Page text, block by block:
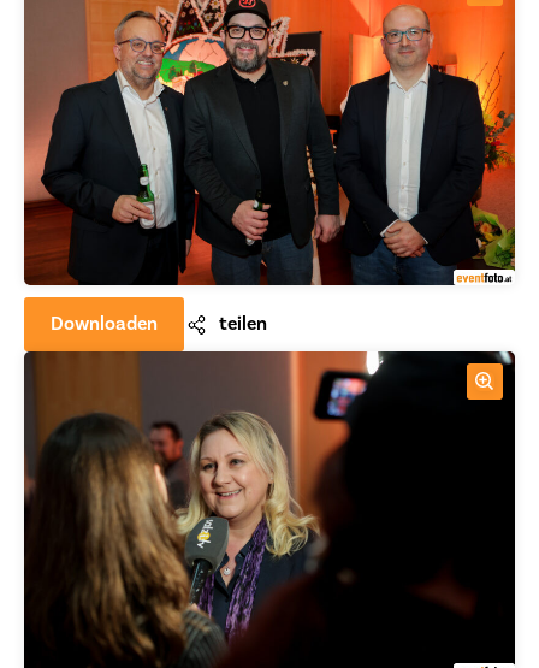
Downloaden teilen